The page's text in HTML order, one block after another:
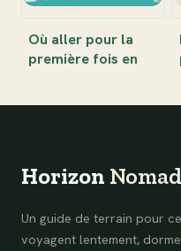
Où aller pour la
première fois en
Horizon
Un guide de terrain pour
voyagent lentement,